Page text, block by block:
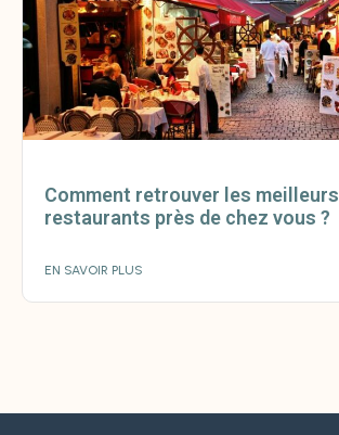
Comment retrouver les meilleurs
restaurants près de chez vous ?
EN SAVOIR PLUS